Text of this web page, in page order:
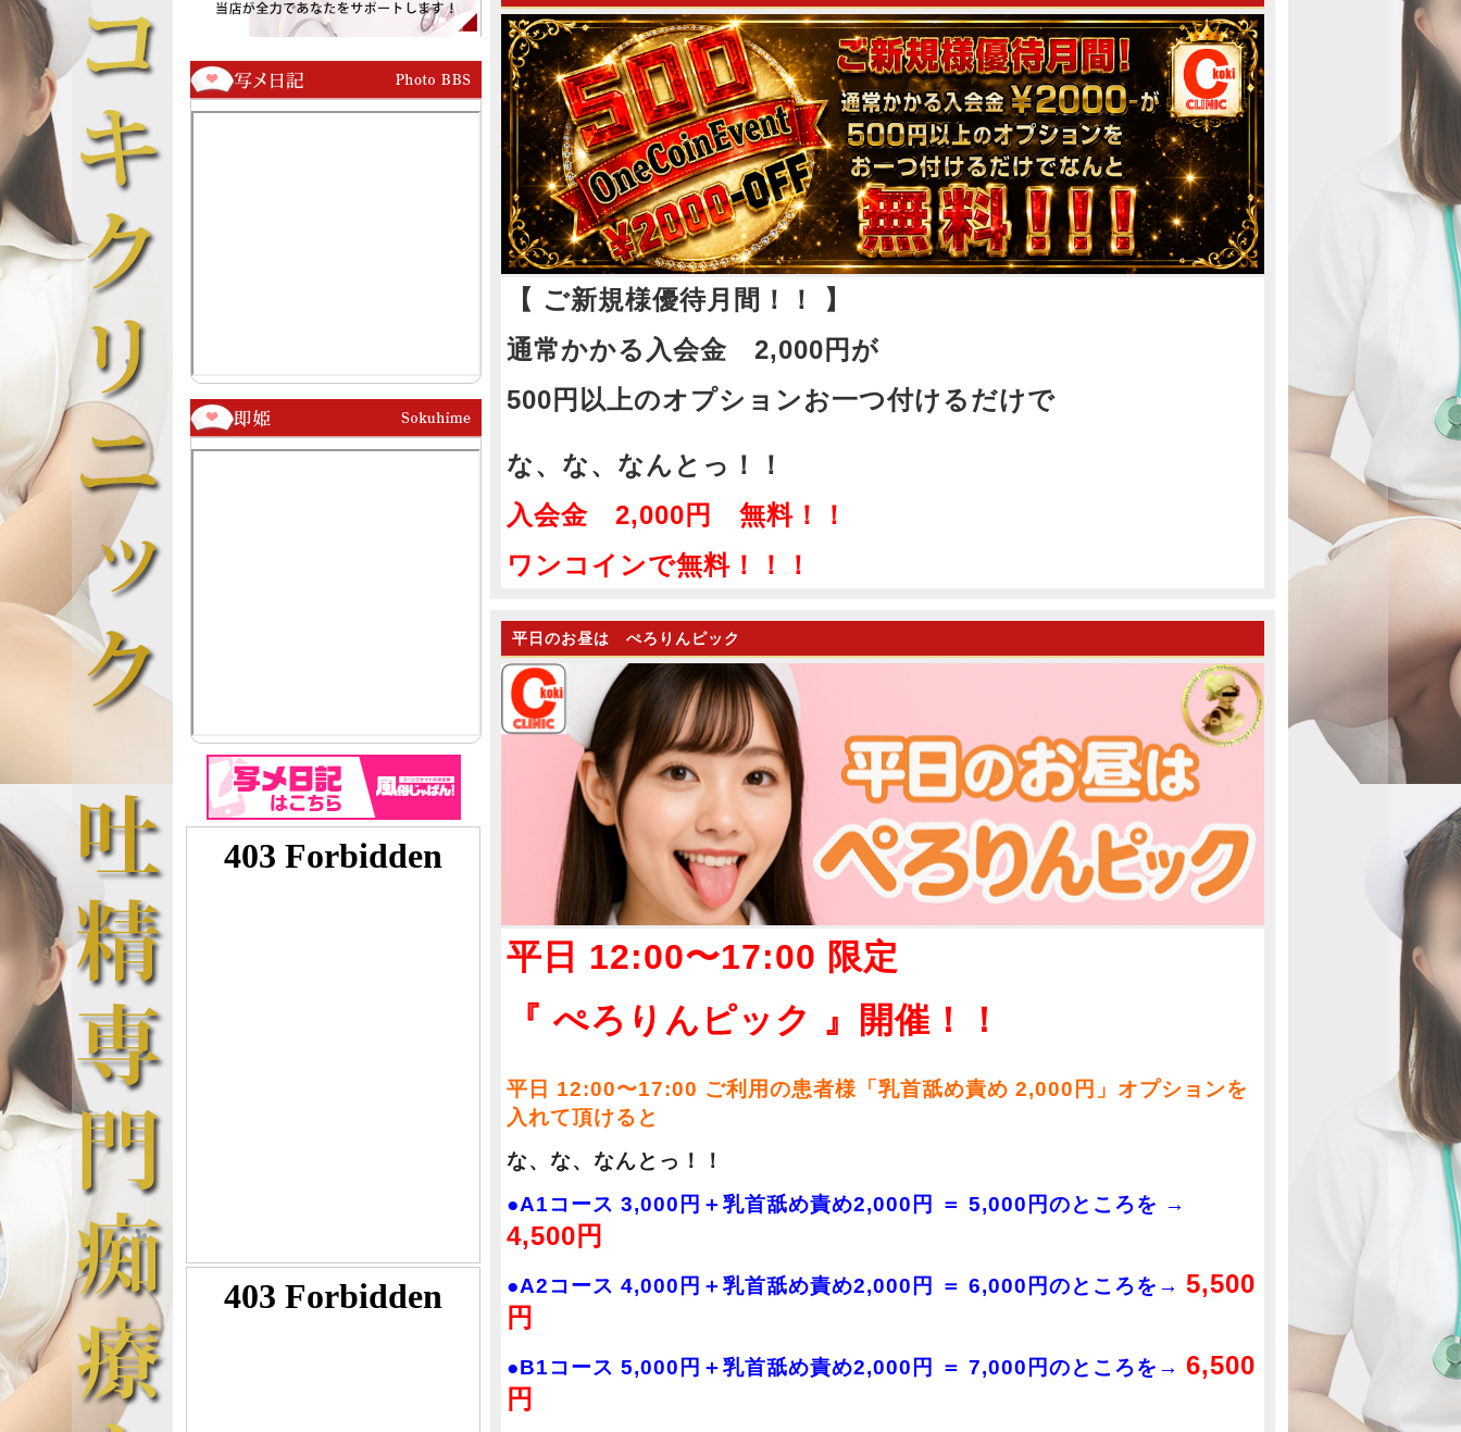
が大好きな彼女が大胆に
ップに触れたとき、患者
を知ることになります。
日は私にいっぱい甘えて
？」
の甘い声と温もりが待つ
味わえない、純真で甘美
ェックを体験してみませ
りお待ちしております。
イチャイチャが大好きな彼女が大胆に
寄り添うギャップに触れたとき、患者
「患者様、今日は私にいっぱい甘えて
くださいね…？」
イチャイチャが大好きな彼女が大胆に
寄り添うギャップに触れたとき、患者
様は深い悦びを知ることになります。
「患者様、今日は私にいっぱい甘えて
くださいね…？」
そう囁く彼女の甘い声と温もりが待つ
特等席へ。
他では決して味わえない、純真で甘美
なドクターチェックを体験してみませ
んか。
ご来院を心よりお待ちしております。
イチャイチャが大好きな彼女が大胆に
寄り添うギャップに触れたとき、患者
様は深い悦びを知ることになります。
「患者様、今日は私にいっぱい甘えて
くださいね…？」
そう囁く彼女の甘い声と温もりが待つ
特等席へ。
他では決して味わえない、純真で甘美
なドクターチェックを体験してみませ
んか。
ご来院を心よりお待ちしております。
写メ日記
即姫
【 ご新規様優待月間！！ 】
通常かかる入会金 2,000円が
500円以上のオプションお一つ付けるだけで
な、な、なんとっ！！
入会金 2,000円 無料！！
ワンコインで無料！！！
平日のお昼は ぺろりんピック
平日 12:00〜17:00 限定
『 ぺろりんピック 』開催！！
平日 12:00〜17:00 ご利用の患者様「乳首舐め責め 2,000円」オプションを
入れて頂けると
な、な、なんとっ！！
●A1コース 3,000円＋乳首舐め責め2,000円 ＝ 5,000円のところを →
4,500円
●A2コース 4,000円＋乳首舐め責め2,000円 ＝ 6,000円のところを→ 5,500
円
●B1コース 5,000円＋乳首舐め責め2,000円 ＝ 7,000円のところを→ 6,500
円